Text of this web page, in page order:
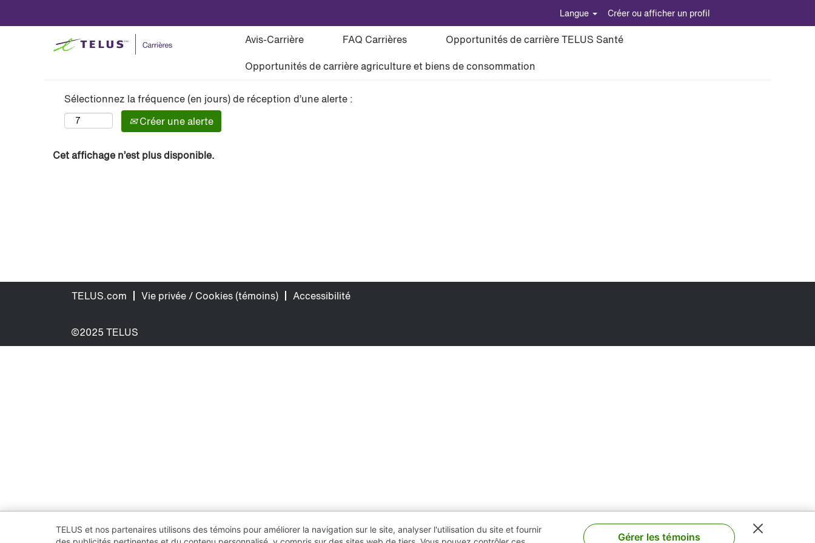
Langue Créer ou afficher un profil
Avis-Carrière FAQ Carrières
Opportunités de carrière TELUS Santé
Opportunités de carrière agriculture et biens de consommation
Voir plus d’options
Sélectionnez la fréquence (en jours) de réception d’une alerte :
Créer une alerte
Cet affichage n’est plus disponible.
TELUS.com Vie privée / Cookies (témoins) Accessibilité
©2025 TELUS
TELUS et nos partenaires utilisons des témoins pour améliorer la navigation sur le site, analyser l'utilisation du site et fournir
Gérer les témoins